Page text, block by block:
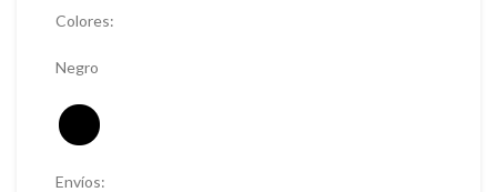
Colores:
Negro
Envíos: